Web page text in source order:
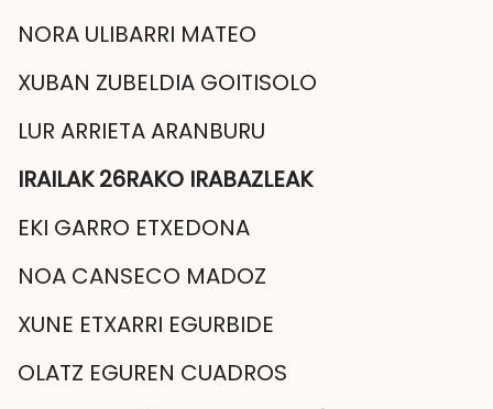
NORA ULIBARRI MATEO
XUBAN ZUBELDIA GOITISOLO
LUR ARRIETA ARANBURU
IRAILAK 26RAKO IRABAZLEAK
EKI GARRO ETXEDONA
NOA CANSECO MADOZ
XUNE ETXARRI EGURBIDE
OLATZ EGUREN CUADROS